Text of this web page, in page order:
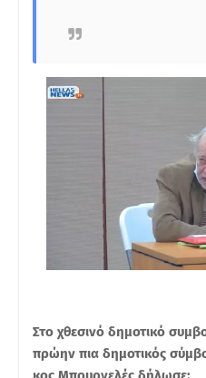
Στο χθεσινό δημοτικό
πρώην πια δημοτικός